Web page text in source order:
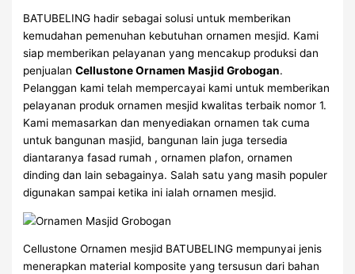
BATUBELING hadir sebagai solusi untuk memberikan
kemudahan pemenuhan kebutuhan ornamen mesjid. Kami
siap memberikan pelayanan yang mencakup produksi dan
penjualanCellustone Ornamen Masjid Grobogan.
Pelanggan kami telah mempercayai kami untuk memberikan
pelayanan produk ornamen mesjid kwalitas terbaik nomor 1.
Kami memasarkan dan menyediakan ornamen tak cuma
untuk bangunan masjid, bangunan lain juga tersedia
diantaranya fasad rumah , ornamen plafon, ornamen
dinding dan lain sebagainya. Salah satu yang masih populer
digunakan sampai ketika ini ialah ornamen mesjid.
Cellustone Ornamen mesjid BATUBELING mempunyai jenis
menerapkan material komposite yang tersusun dari bahan